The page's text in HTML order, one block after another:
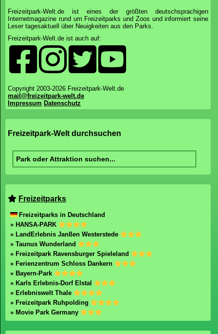
Freizeitpark-Welt.de ist eines der größten deutschsprachigen
Internetmagazine rund um Freizeitparks und Zoos und informiert seine
Leser tagesaktuell über Neuigkeiten aus den Parks.
Freizeitpark-Welt.de ist auch auf:
Copyright 2003-2026 Freizeitpark-Welt.de
mail@freizeitpark-welt.de
Impressum Datenschutz
Freizeitpark-Welt durchsuchen
Freizeitparks
Freizeitparks in Deutschland
» HANSA-PARK
» LandErlebnis Janßen Westerstede
» Taunus Wunderland
» Freizeitpark Ravensburger Spieleland
» Ferienzentrum Schloss Dankern
» Bayern-Park
» Karls Erlebnis-Dorf Elstal
» Erlebniswelt Thale
» Freizeitpark Ruhpolding
» Movie Park Germany